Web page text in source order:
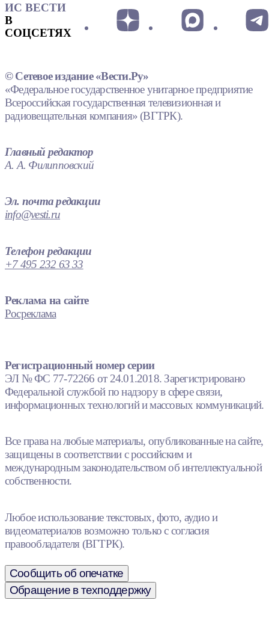
ИС ВЕСТИ
В
СОЦСЕТЯХ
© Сетевое издание «Вести.Ру»
«Федеральное государственное унитарное предприятие
Всероссийская государственная телевизионная и
радиовещательная компания» (ВГТРК).
Главный редактор
А. А. Филипповский
Эл. почта редакции
info@vesti.ru
Телефон редакции
+7 495 232 63 33
Реклама на сайте
Росреклама
Регистрационный номер серии
ЭЛ № ФС 77-72266 от 24.01.2018. Зарегистрировано
Федеральной службой по надзору в сфере связи,
информационных технологий и массовых коммуникаций.
Все права на любые материалы, опубликованные на сайте,
защищены в соответствии с российским и
международным законодательством об интеллектуальной
собственности.
Любое использование текстовых, фото, аудио и
видеоматериалов возможно только с согласия
правообладателя (ВГТРК).
Сообщить об опечатке
Обращение в техподдержку